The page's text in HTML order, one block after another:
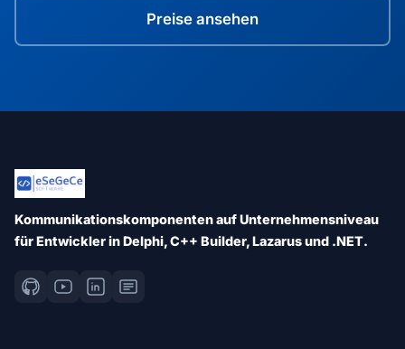
Preise ansehen
Kommunikationskomponenten auf Unternehmensniveau
für Entwickler in Delphi, C++ Builder, Lazarus und .NET.